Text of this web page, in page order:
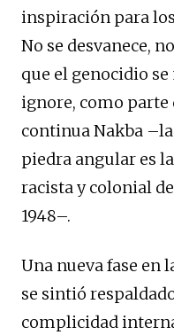
inspiración para
No se desvanece,
que el genocidio
ignore, como parte
continua Nakba
piedra angular es
racista y colonial
1948–.
Una nueva fase en
se sintió
complicidad